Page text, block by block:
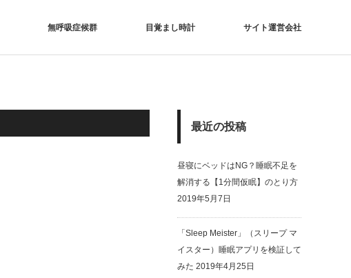
無呼吸症候群 目覚まし時計 サイト運営会社
最近の投稿
昼寝にベッドはNG？睡眠不足を
解消する【1分間仮眠】のとり方
2019年5月7日
「Sleep Meister」（スリープ マ
イスター）睡眠アプリを検証して
みた 2019年4月25日